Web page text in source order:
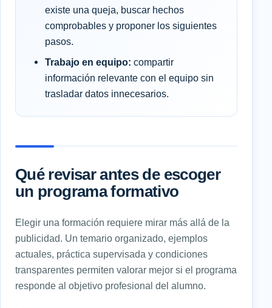
existe una queja, buscar hechos
comprobables y proponer los siguientes
pasos.
Trabajo en equipo: compartir
información relevante con el equipo sin
trasladar datos innecesarios.
Qué revisar antes de escoger
un programa formativo
Elegir una formación requiere mirar más allá de la
publicidad. Un temario organizado, ejemplos
actuales, práctica supervisada y condiciones
transparentes permiten valorar mejor si el programa
responde al objetivo profesional del alumno.